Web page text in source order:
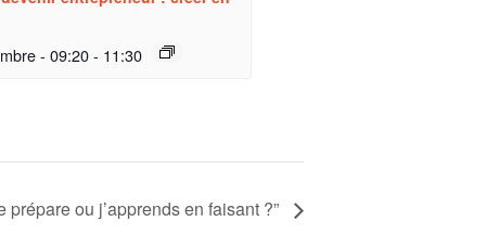
- 09:20 - 11:30
prépare ou j’apprends en faisant ?”